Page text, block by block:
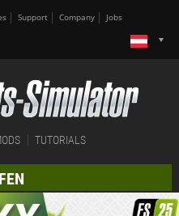
Support Company Jobs
TUTORIALS